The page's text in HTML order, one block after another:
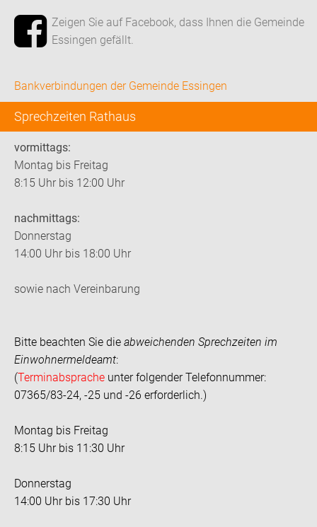
Zeigen Sie auf Facebook, dass Ihnen die Gemeinde
Essingen gefällt.
Bankverbindungen der Gemeinde Essingen
Sprechzeiten Rathaus
vormittags:
Montag bis Freitag
8:15 Uhr bis 12:00 Uhr
nachmittags:
Donnerstag
14:00 Uhr bis 18:00 Uhr
sowie nach Vereinbarung
Bitte beachten Sie die abweichenden Sprechzeiten im
Einwohnermeldeamt:
(Terminabsprache unter folgender Telefonnummer:
07365/83-24, -25 und -26 erforderlich.)
Montag bis Freitag
8:15 Uhr bis 11:30 Uhr
Donnerstag
14:00 Uhr bis 17:30 Uhr